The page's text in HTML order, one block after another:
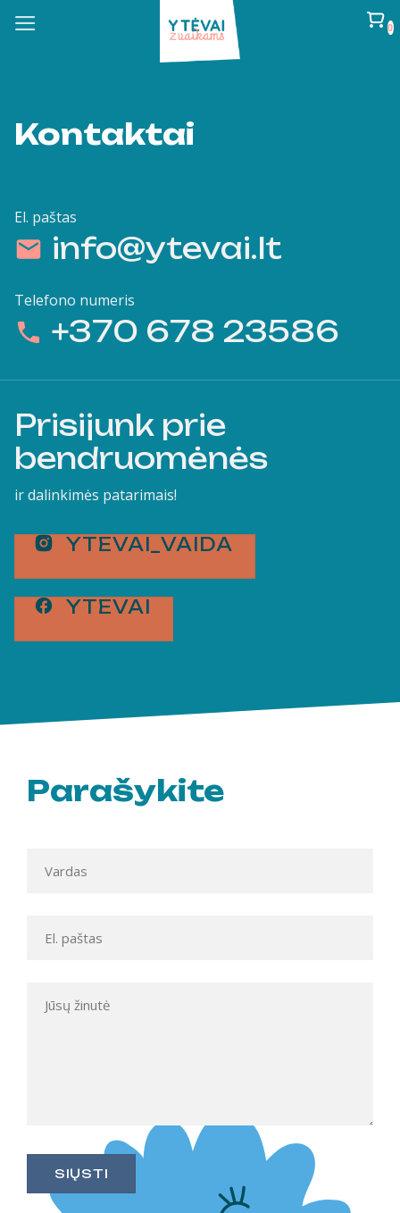
0
Kontaktai
El. paštas
info@ytevai.lt
Telefono numeris
+370 678 23586
Prisijunk prie
bendruomėnės
ir dalinkimės patarimais!
YTEVAI_VAIDA
YTEVAI
Parašykite